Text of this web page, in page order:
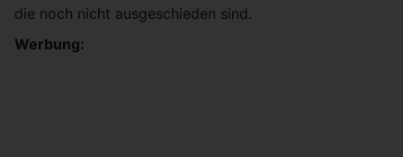
die noch nicht ausgeschieden sind.
Werbung: